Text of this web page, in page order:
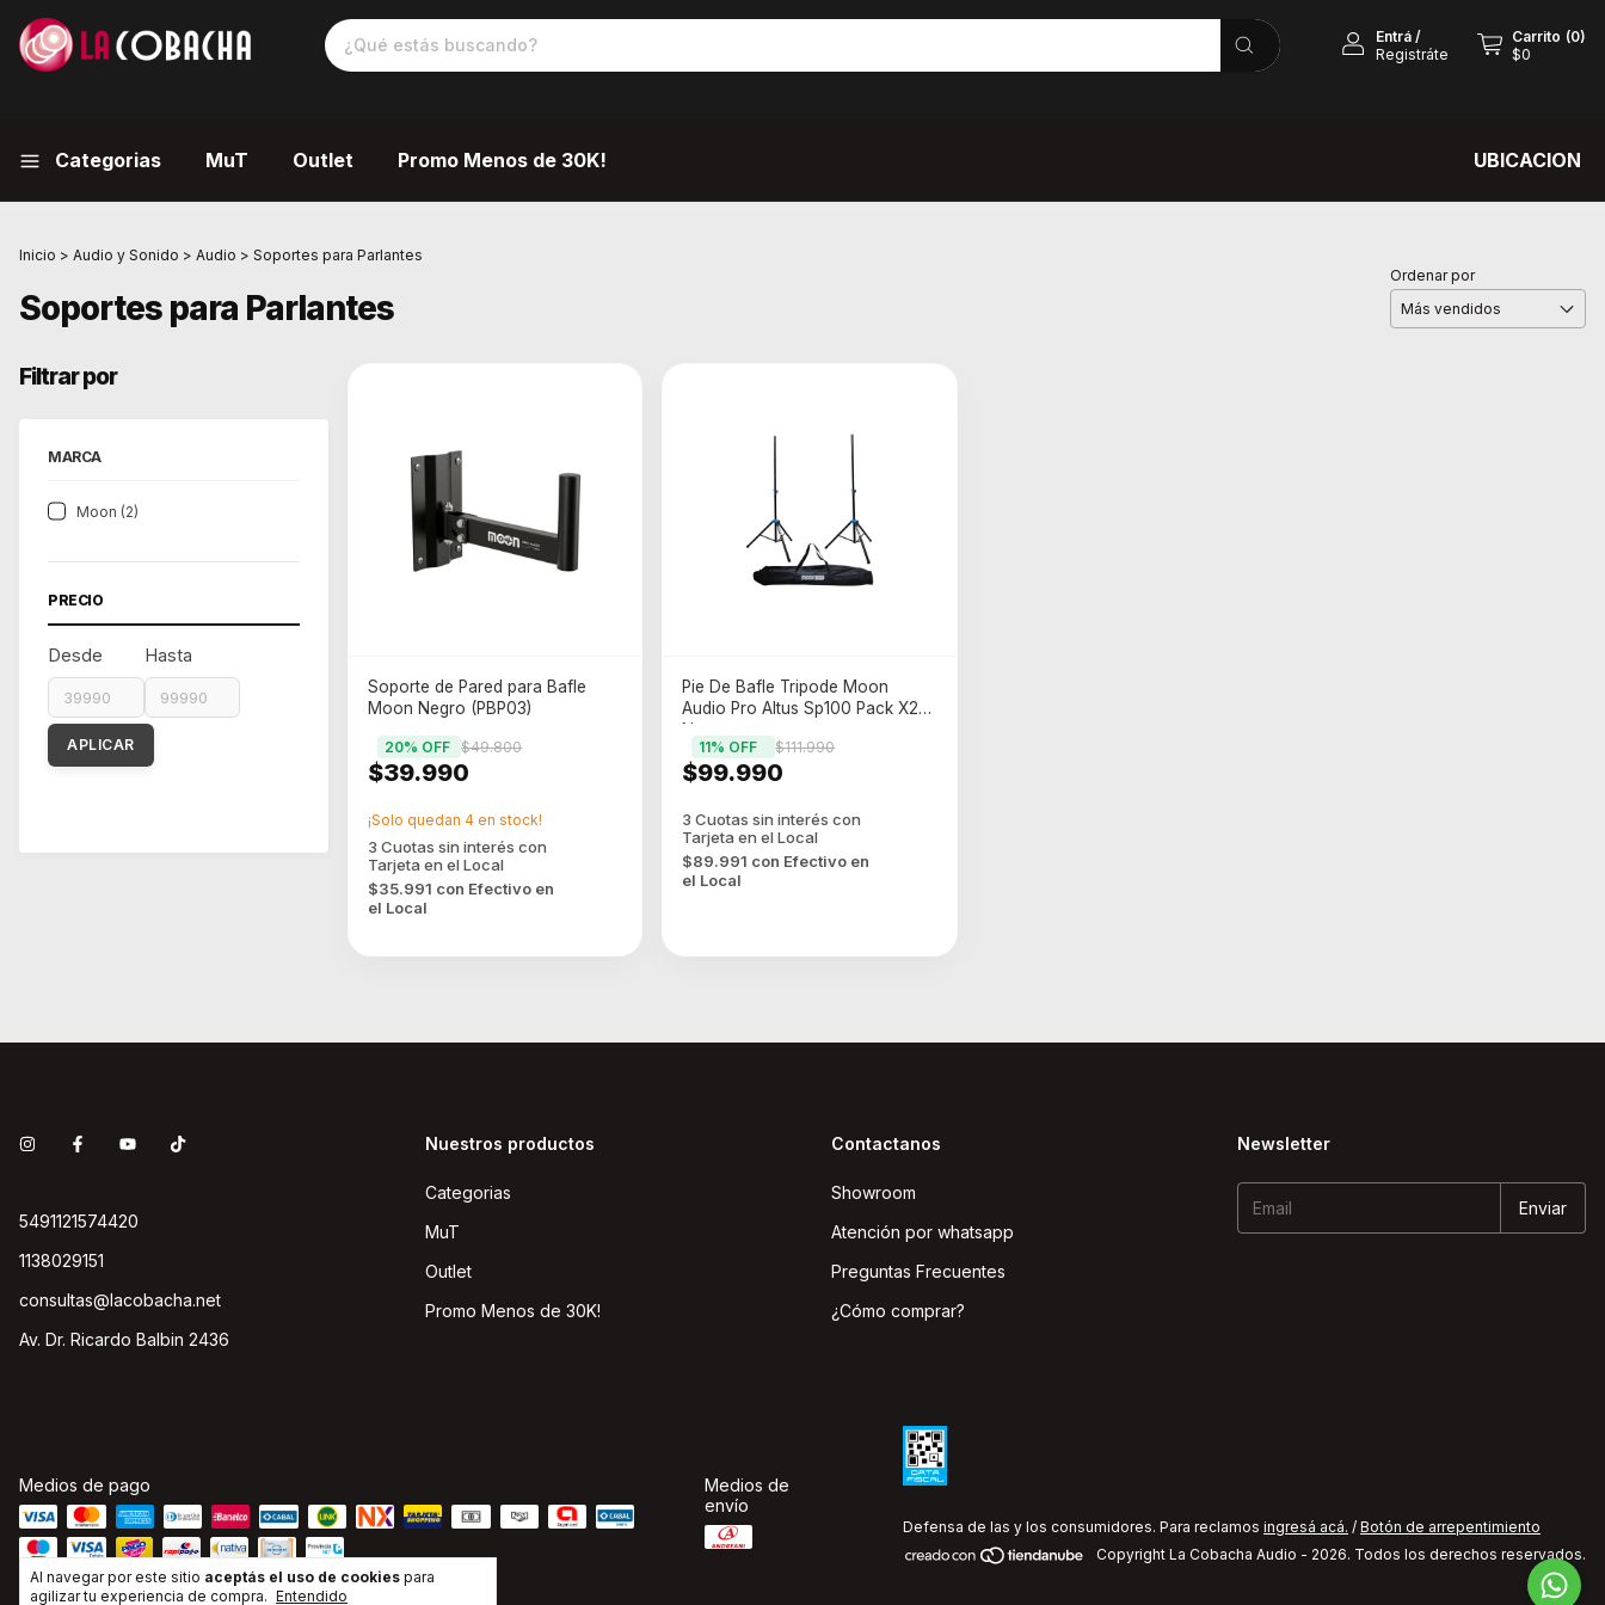
Entrá/
Registráte
Carrito (0)
$0
Categorias MuT Outlet Promo Menos de 30K! UBICACION
Al navegar por este sitio aceptás el uso de cookies para
agilizar tu experiencia de compra. Entendido
Inicio > Audio y Sonido > Audio > Soportes para Parlantes
Soportes para Parlantes
Ordenar por
Filtrar por
MARCA
Moon (2)
PRECIO
Desde Hasta
APLICAR
Soporte de Pared para Bafle
Moon Negro (PBP03)
$39.990
$49.800
20% OFF
$35.991 con Efectivo en
el Local
¡Solo quedan4 en stock!
Pie De Bafle Tripode Moon
Audio Pro Altus Sp100 Pack X2
Negro
$99.990
$111.990
11% OFF
$89.991 con Efectivo en
el Local
5491121574420
1138029151
consultas@lacobacha.net
Av. Dr. Ricardo Balbin 2436
Nuestros productos
Categorias
MuT
Outlet
Promo Menos de 30K!
Contactanos
Showroom
Atención por whatsapp
Preguntas Frecuentes
¿Cómo comprar?
Newsletter
Medios de pago
Medios de
envío
Defensa de las y los consumidores. Para reclamos ingresá acá. / Botón de arrepentimiento
Copyright La Cobacha Audio - 2026. Todos los derechos reservados.